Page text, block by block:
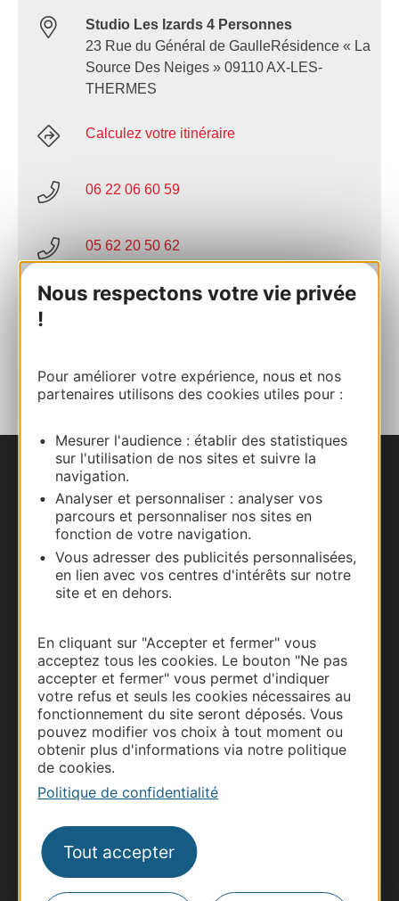
Nous respectons votre vie privée
!
Pour améliorer votre expérience, nous et nos
partenaires utilisons des cookies utiles pour :
Mesurer l'audience : établir des statistiques
sur l'utilisation de nos sites et suivre la
navigation.
Analyser et personnaliser : analyser vos
parcours et personnaliser nos sites en
fonction de votre navigation.
Vous adresser des publicités personnalisées,
en lien avec vos centres d'intérêts sur notre
site et en dehors.
En cliquant sur "Accepter et fermer" vous
acceptez tous les cookies. Le bouton "Ne pas
accepter et fermer" vous permet d'indiquer
votre refus et seuls les cookies nécessaires au
fonctionnement du site seront déposés. Vous
pouvez modifier vos choix à tout moment ou
obtenir plus d'informations via notre politique
de cookies.
Politique de confidentialité
Tout accepter
Studio Les Izards 4 Personnes
23 Rue du Général de GaulleRésidence « La
Source Des Neiges » 09110 AX-LES-
THERMES
Calculez votre itinéraire
06 22 06 60 59
05 62 20 50 62
E-mail
Nous contacter
Carte interactive
Documentation
Business/Mice
Pros d'Occitanie
Site presse et d'influence